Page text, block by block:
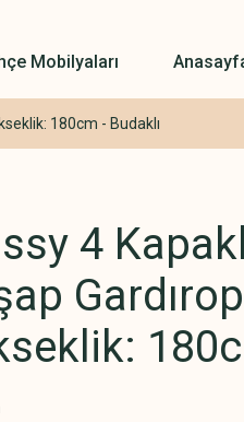
Mobilyaları
180cm - Budaklı
4